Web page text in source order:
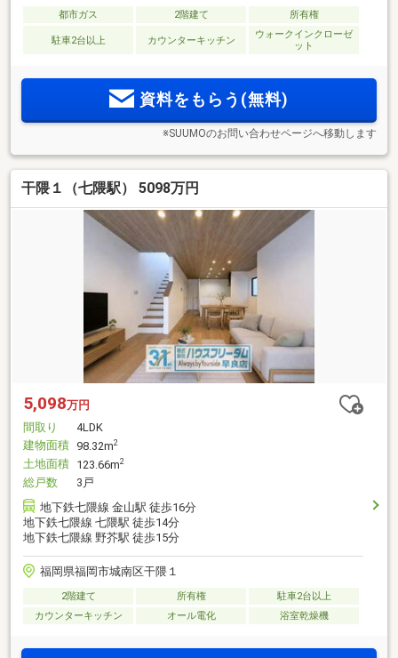
都市ガス 2階建て 所有権
駐車2台以上 カウンターキッチン
ウォークインクローゼ
ット
資料をもらう(無料)
※SUUMOのお問い合わせページへ移動します
干隈１（七隈駅） 5098万円
5,098万円
間取り
4LDK
建物面積 98.32m2
土地面積 123.66m2
総戸数
3戸
地下鉄七隈線 金山駅 徒歩16分
地下鉄七隈線 七隈駅 徒歩14分
地下鉄七隈線 野芥駅 徒歩15分
福岡県福岡市城南区干隈１
2階建て 所有権
駐車2台以上
カウンターキッチン
オール電化 浴室乾燥機